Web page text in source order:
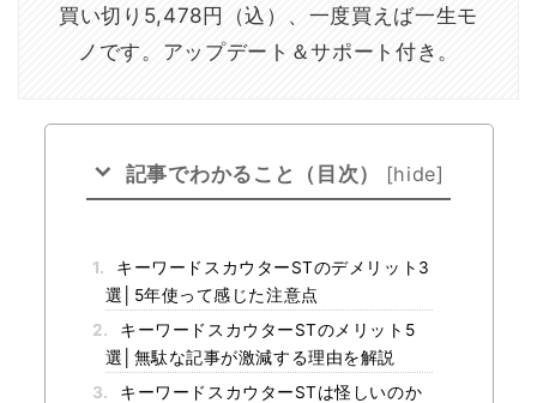
買い切り5,478円（込）、一度買えば一生モ
ノです。アップデート＆サポート付き。
記事でわかること（目次） [hide]
1.
キーワードスカウターSTのデメリット3
選│5年使って感じた注意点
2.
キーワードスカウターSTのメリット5
選│無駄な記事が激減する理由を解説
3.
キーワードスカウターSTは怪しいのか